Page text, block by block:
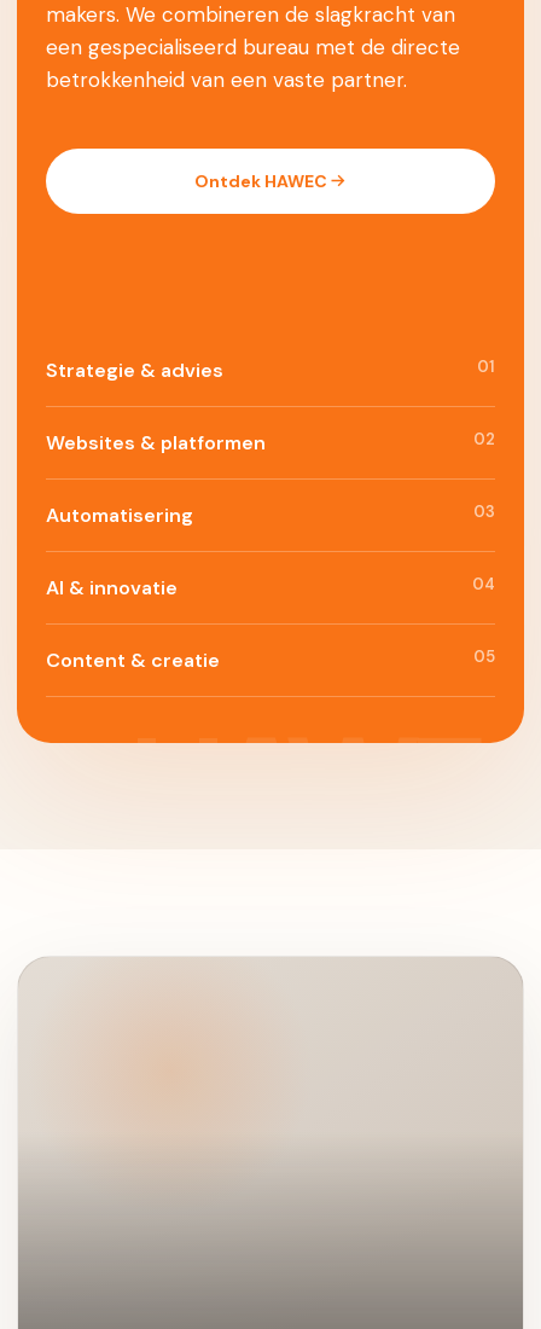
makers. We combineren de slagkracht van
een gespecialiseerd bureau met de directe
betrokkenheid van een vaste partner.
Ontdek HAWEC
Strategie & advies 01
Websites & platformen 02
Automatisering 03
AI & innovatie 04
Content & creatie 05